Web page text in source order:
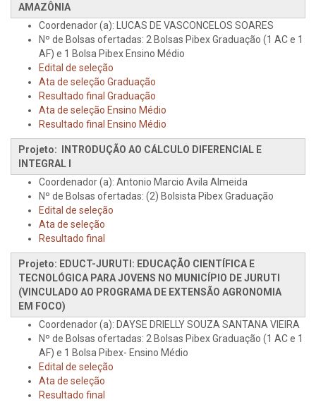
AMAZÔNIA
Coordenador (a): LUCAS DE VASCONCELOS SOARES
Nº de Bolsas ofertadas: 2 Bolsas Pibex Graduação (1 AC e 1
AF) e 1 Bolsa Pibex Ensino Médio
Edital de seleção
Ata de seleção Graduação
Resultado final Graduação
Ata de seleção Ensino Médio
Resultado final Ensino Médio
Projeto: INTRODUÇÃO AO CÁLCULO DIFERENCIAL E
INTEGRAL I
Coordenador (a): Antonio Marcio Avila Almeida
Nº de Bolsas ofertadas: (2) Bolsista Pibex Graduação
Edital de seleção
Ata de seleção
Resultado final
Projeto: EDUCT-JURUTI: EDUCAÇÃO CIENTÍFICA E
TECNOLÓGICA PARA JOVENS NO MUNICÍPIO DE JURUTI
(VINCULADO AO PROGRAMA DE EXTENSÃO AGRONOMIA
EM FOCO)
Coordenador (a): DAYSE DRIELLY SOUZA SANTANA VIEIRA
Nº de Bolsas ofertadas: 2 Bolsas Pibex Graduação (1 AC e 1
AF) e 1 Bolsa Pibex- Ensino Médio
Edital de seleção
Ata de seleção
Resultado final